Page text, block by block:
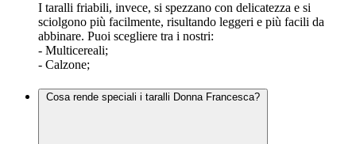
I taralli friabili, invece, si spezzano con delicatezza e si
sciolgono più facilmente, risultando leggeri e più facili da
abbinare. Puoi scegliere tra i nostri:
- Multicereali;
- Calzone;
Cosa rende speciali i taralli Donna Francesca?